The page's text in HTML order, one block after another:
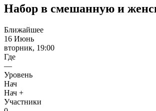
Набор в смешанную и
Ближайшее
16 Июнь
вторник, 19:00
Где
—
Уровень
Нач
Нач +
Участники